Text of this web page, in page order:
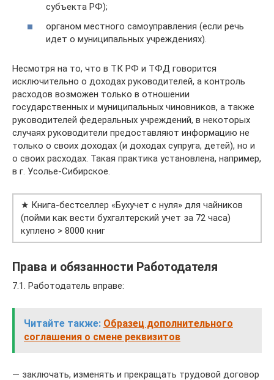
субъекта РФ);
органом местного самоуправления (если речь
идет о муниципальных учреждениях).
Несмотря на то, что в ТК РФ и ТФД говорится
исключительно о доходах руководителей, а контроль
расходов возможен только в отношении
государственных и муниципальных чиновников, а также
руководителей федеральных учреждений, в некоторых
случаях руководители предоставляют информацию не
только о своих доходах (и доходах супруга, детей), но и
о своих расходах. Такая практика установлена, например,
в г. Усолье-Сибирское.
★ Книга-бестселлер «Бухучет с нуля» для чайников
(пойми как вести бухгалтерский учет за 72 часа)
куплено > 8000 книг
Права и обязанности Работодателя
7.1. Работодатель вправе:
Читайте также: Образец дополнительного
соглашения о смене реквизитов
— заключать, изменять и прекращать трудовой договор